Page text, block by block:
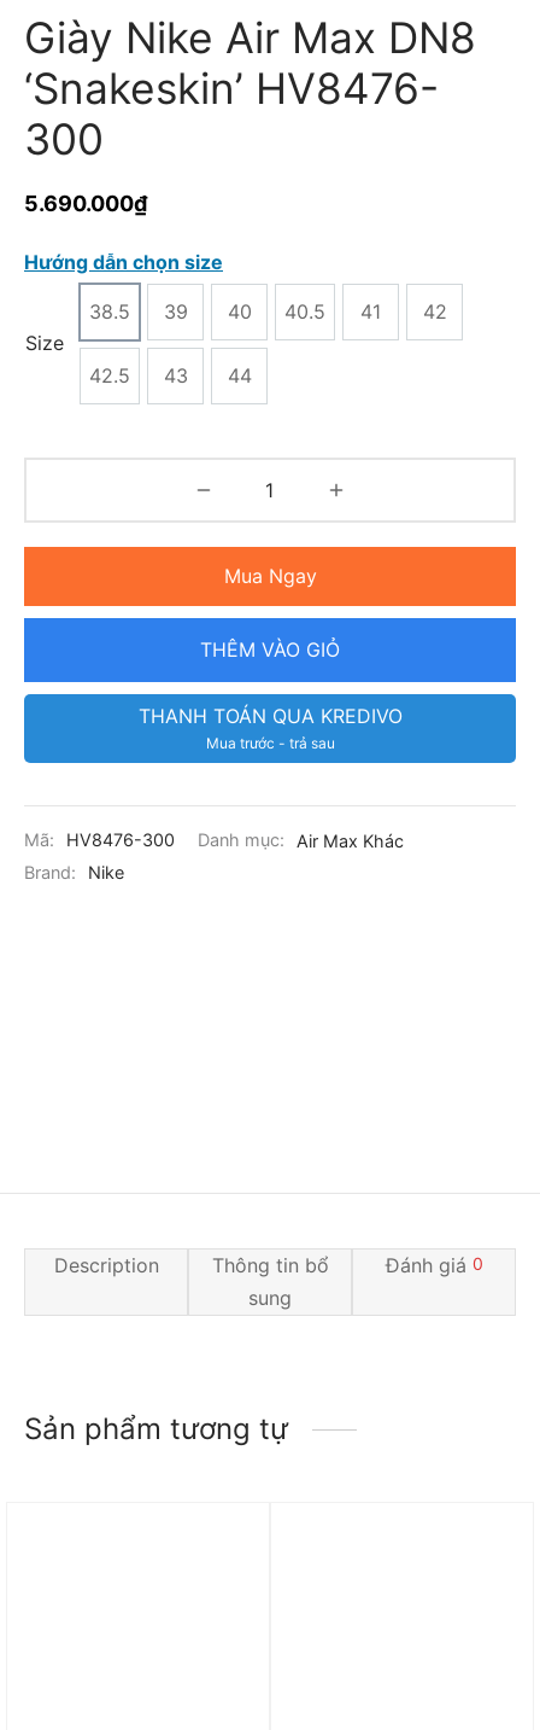
Giày Nike Air Max DN8
‘Snakeskin’ HV8476-
300
5.690.000₫
Hướng dẫn chọn size
Size
38.5 39 40 40.5 41 42
42.5 43 44
Mua Ngay
THÊM VÀO GIỎ
THANH TOÁN QUA KREDIVO
Mua trước - trả sau
Mã: HV8476-300 Danh mục:
Air Max Khác
Brand:
Nike
Description
Thông tin bổ
sung
Đánh giá 0
Sản phẩm tương tự